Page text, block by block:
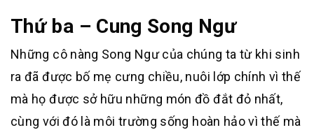
Thứ ba – Cung Song Ngư
Những cô nàng Song Ngư của chúng ta từ khi sinh
ra đã được bố mẹ cưng chiều, nuôi lớp chính vì thế
mà họ được sở hữu những món đồ đắt đỏ nhất,
cùng với đó là môi trường sống hoàn hảo vì thế mà